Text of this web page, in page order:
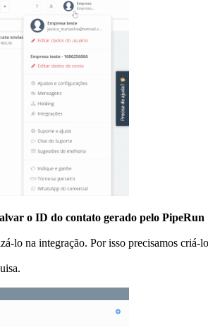
o ID do contato gerado pelo PipeRun
lo na integração. Por isso precisamos criá-